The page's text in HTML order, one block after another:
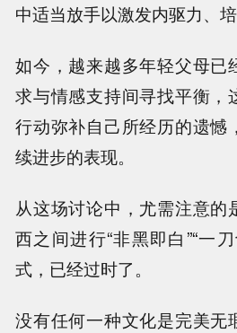
中适当放手以激发内驱力、培
如今，越来越多年轻父母已
求与情感支持间寻找平衡，
行动弥补自己所经历的遗憾
续进步的表现。
从这场讨论中，尤需注意的
西之间进行“非黑即白”“一
式，已经过时了。
没有任何一种文化是完美无